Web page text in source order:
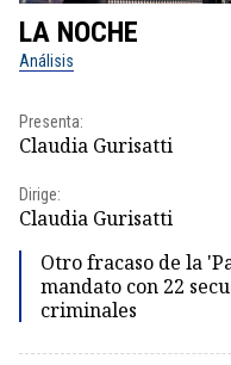
LA NOCHE
Análisis
Presenta:
Claudia Gurisatti
Dirige:
Claudia Gurisatti
Otro fracaso de la
mandato con 22
criminales